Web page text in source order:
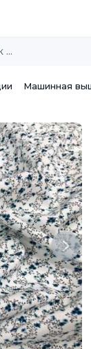
Машинная
Next